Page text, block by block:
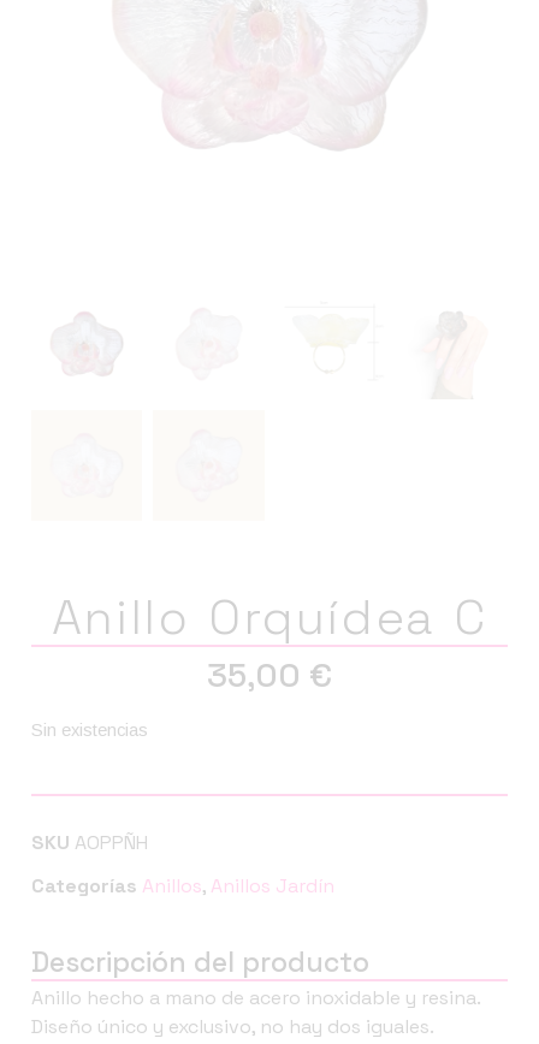
Anillo Orquídea C
35,00 €
Sin existencias
SKU AOPPÑH
Categorías Anillos, Anillos Jardín
Descripción del producto
Anillo hecho a mano de acero inoxidable y resina.
Diseño único y exclusivo, no hay dos iguales.